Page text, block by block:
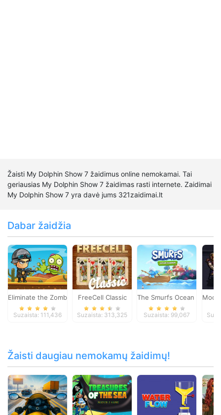
Žaisti My Dolphin Show 7 žaidimus online nemokamai. Tai
geriausias My Dolphin Show 7 žaidimas rasti internete. Zaidimai
My Dolphin Show 7 yra davė jums 321zaidimai.lt
Dabar žaidžia
Eliminate the Zombies
Suzaista: 111,436
FreeCell Classic
Suzaista: 313,325
The Smurfs Ocean
Suzaista: 99,067
Žaisti daugiau nemokamų žaidimų!